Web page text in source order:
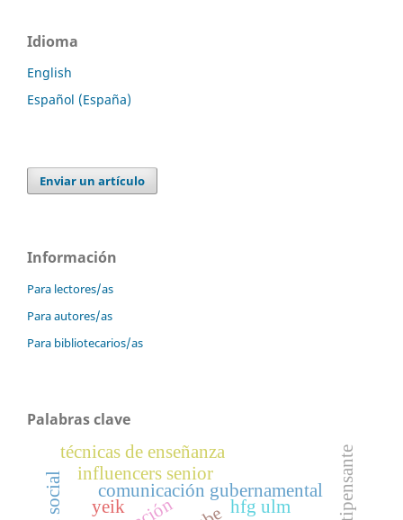
Idioma
English
Español (España)
Enviar un artículo
Información
Para lectores/as
Para autores/as
Para bibliotecarios/as
Palabras clave
comunicación gubernamental
yeik
influencers senior
técnicas de enseñanza
hfg ulm